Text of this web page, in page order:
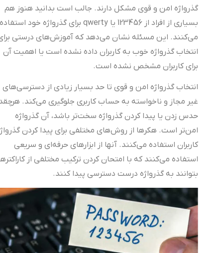
گذرواژه‌ امن و قوی مشکل دارند. جالب است بدانید هنوز هم
بسیاری از افراد از 123456 یا qwerty برای گذرواژه‌ خود استفاده
می‌کنند. این مسئله نشان می‌دهد که آموزش‌های درستی برای
انتخاب گذرواژه خوب به کاربران داده نشده است یا اهمیت آن
برای کاربران مشخص نشده است.
انتخاب گذرواژه امن و قوی تا حد بسیار زیادی از دسترسی‌های
غیر مجاز و ناخواسته به حساب کاربری جلوگیری می‌کند. هرچقدر
حدس زدن یا پیدا کردن گذرواژه سخت‌تر باشد، آن گذرواژه
امن‌تر است. هکرها از روش‌های مختلفی برای پیدا کردن گذرواژه
کاربران استفاده می‌کنند. آنها از ابزارهای حرفه‌ای و سریعی
استفاده می‌کنند که با امتحان کردن ترکیب مختلفی از کاراکترها،
بتوانند به گذرواژه درست دسترسی پیدا کنند.